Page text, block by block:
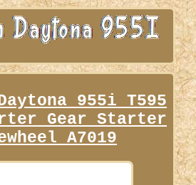
955i T595
Gear Starter
A7019